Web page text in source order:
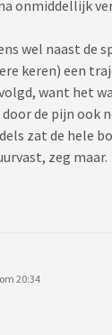
onmiddellijk
wel naast de
keren) een
want het
de pijn ook
zat de hele
zeg maar.
om 20:34